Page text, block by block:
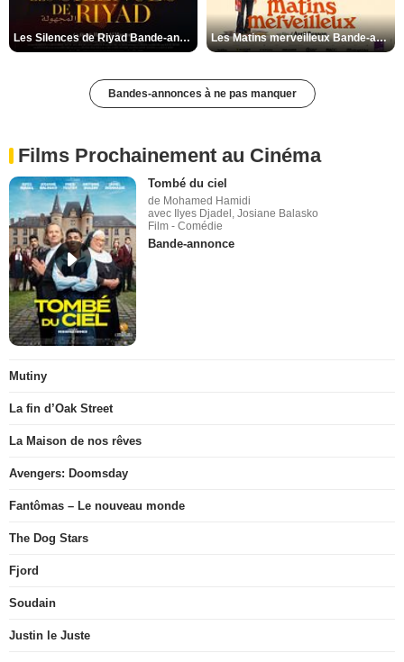
Les Silences de Riyad Bande-annonce VO STFR Les Matins merveilleux Bande-annonce VF
Bandes-annonces à ne pas manquer
Films Prochainement au Cinéma
Tombé du ciel
de Mohamed Hamidi
avec Ilyes Djadel, Josiane Balasko
Film - Comédie
Bande-annonce
Mutiny
La fin d’Oak Street
La Maison de nos rêves
Avengers: Doomsday
Fantômas – Le nouveau monde
The Dog Stars
Fjord
Soudain
Justin le Juste